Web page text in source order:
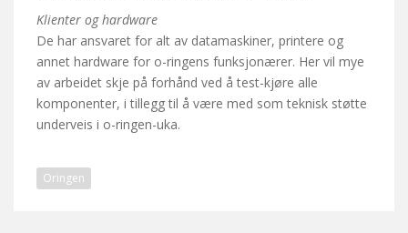
Klienter og hardware
De har ansvaret for alt av datamaskiner, printere og
annet hardware for o-ringens funksjonærer. Her vil mye
av arbeidet skje på forhånd ved å test-kjøre alle
komponenter, i tillegg til å være med som teknisk støtte
underveis i o-ringen-uka.
Oringen